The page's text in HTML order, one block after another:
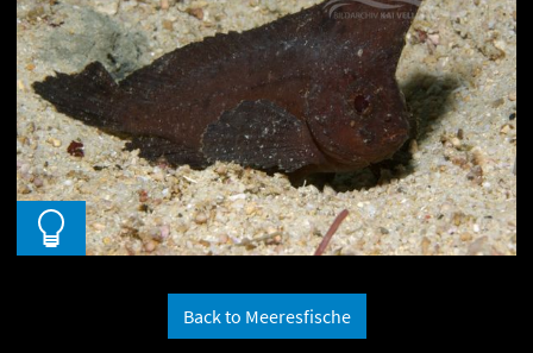
Back to Meeresfische